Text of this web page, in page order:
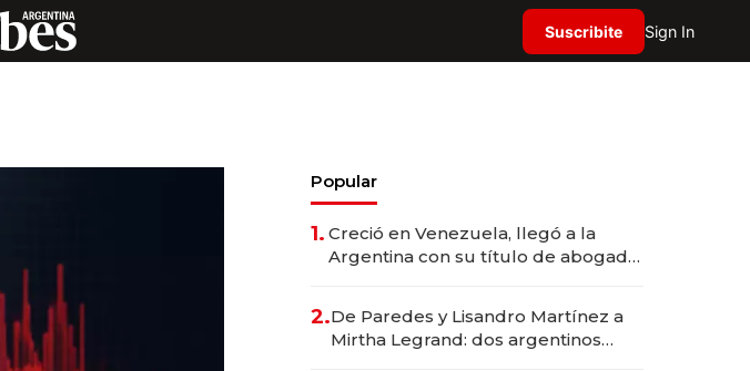
Suscribite Sign In
Popular
1. Creció en Venezuela, llegó a la
Argentina con su título de abogado
marcas "fast premium"
2.De Paredes y Lisandro Martínez a
Mirtha Legrand: dos argentinos